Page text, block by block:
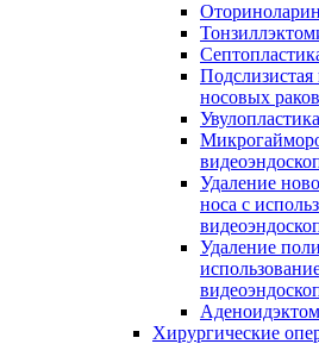
носовых
Увулопластика
Удаление
носа с
Удаление
Хирургические